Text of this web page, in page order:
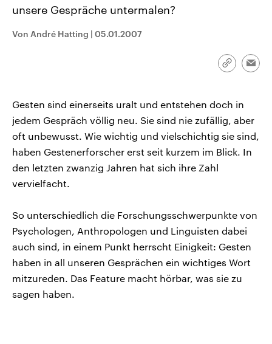
Landtagswahl Sachsen-Anhalt
Alle Informationen
Sachsen-Anhalt wählt am 6.
Wahlprogramme, aktuelle Berichte
und Hintergründe zu den Parteien
und Kandidaten der anstehenden
Wahl.
USA
den mächtigsten Ländern
mit großem Einfluss auf
Sendungen Programm Podcasts
Audio-Archiv
unsere Gespräche untermalen?
Von André Hatting | 05.01.2007
Link
Gesten sind einerseits uralt und entstehen doch in
jedem Gespräch völlig neu. Sie sind nie zufällig, aber
oft unbewusst. Wie wichtig und vielschichtig sie sind,
haben Gestenerforscher erst seit kurzem im Blick. In
den letzten zwanzig Jahren hat sich ihre Zahl
vervielfacht.
So unterschiedlich die Forschungsschwerpunkte von
Psychologen, Anthropologen und Linguisten dabei
auch sind, in einem Punkt herrscht Einigkeit: Gesten
haben in all unseren Gesprächen ein wichtiges Wort
mitzureden. Das Feature macht hörbar, was sie zu
sagen haben.